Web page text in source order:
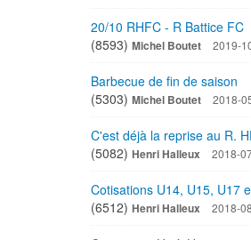
20/10 RHFC - R Battice FC
(8593) Michel Boutet 2019-
Barbecue de fin de saison
(5303) Michel Boutet 2018-
C'est déjà la reprise au R.
(5082) Henri Halleux 2018-
Cotisations U14, U15, U17
(6512) Henri Halleux 2018-